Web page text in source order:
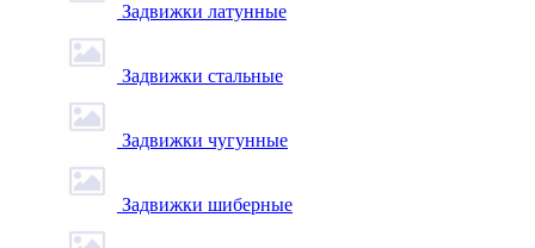
Задвижки латунные
Задвижки стальные
Задвижки чугунные
Задвижки шиберные